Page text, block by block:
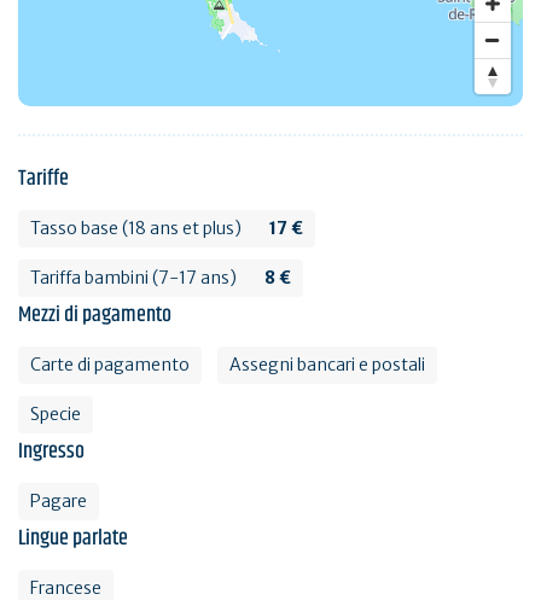
Tariffe
Tasso base (18 ans et plus) 17 €
Tariffa bambini (7-17 ans) 8 €
Mezzi di pagamento
Carte di pagamento Assegni bancari e postali
Specie
Ingresso
Pagare
Lingue parlate
Francese